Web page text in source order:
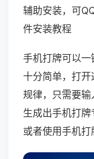
辅助安装，可
件安装教程
手机打牌可以一
十分简单，打
规律，只需要
生成出手机打
或者使用手机打